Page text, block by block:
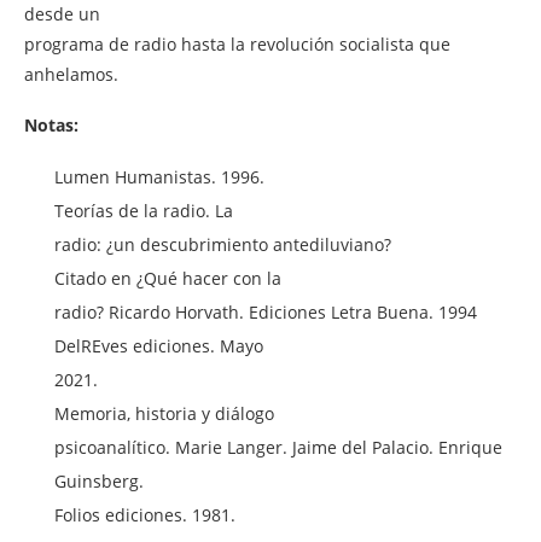
desde un
programa de radio hasta la revolución socialista que
anhelamos.
Notas:
Lumen Humanistas. 1996.
Teorías de la radio. La
radio: ¿un descubrimiento antediluviano?
Citado en ¿Qué hacer con la
radio? Ricardo Horvath. Ediciones Letra Buena. 1994
DelREves ediciones. Mayo
2021.
Memoria, historia y diálogo
psicoanalítico. Marie Langer. Jaime del Palacio. Enrique
Guinsberg.
Folios ediciones. 1981.